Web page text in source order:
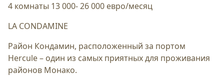
4 комнаты 13 000- 26 000 евро/месяц
LA CONDAMINE
Район Кондамин, расположенный за портом
Hercule – один из самых приятных для проживания
районов Монако.